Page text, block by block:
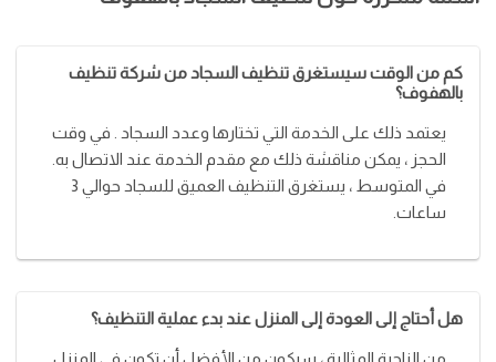
كم من الوقت سيستغرق تنظيف السجاد من شركة تنظيف
بالهفوف؟
يعتمد ذلك على الخدمة التي تختارها وعدد السجاد . في وقت
الحجز ، يمكن مناقشة ذلك مع مقدم الخدمة عند الاتصال به.
في المتوسط ​​، يستغرق التنظيف العميق للسجاد حوالي 3
ساعات.
هل أحتاج إلى العودة إلى المنزل عند بدء عملية التنظيف؟
من الناحية المثالية ، سيكون من الأفضل أن تكون في المنزل